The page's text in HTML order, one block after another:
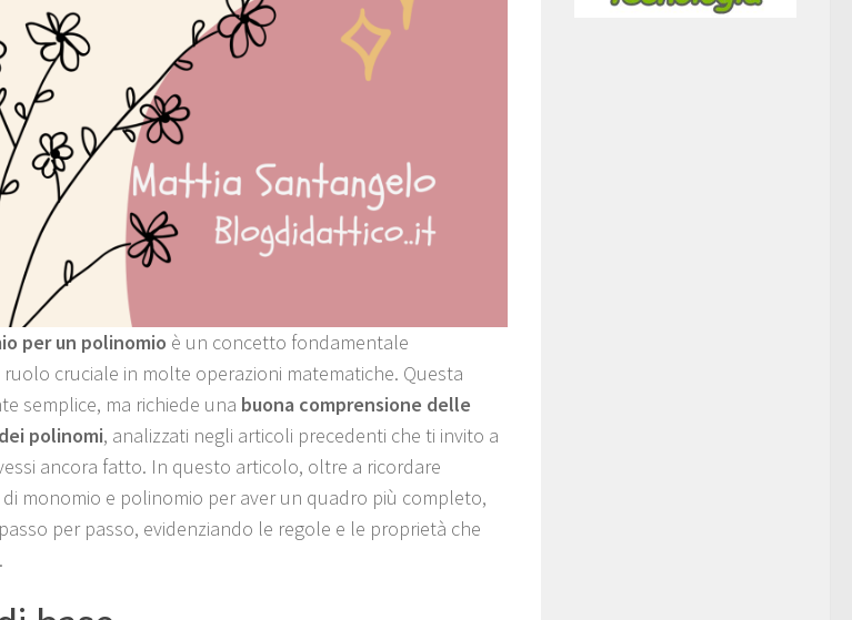
per un polinomio è un concetto fondamentale
ruolo cruciale in molte operazioni matematiche. Questa
semplice, ma richiede una buona comprensione delle
polinomi, analizzati negli articoli precedenti che ti invito a
ancora fatto. In questo articolo, oltre a ricordare
monomio e polinomio per aver un quadro più completo,
per passo, evidenziando le regole e le proprietà che